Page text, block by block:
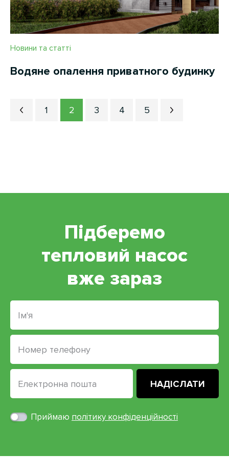
Новини та статті
Водяне опалення приватного будинку
1 2 3 4 5
Підберемо
тепловий насос
вже зараз
Приймаю політику конфіденційності